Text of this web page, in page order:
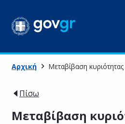
Αρχική Μεταβίβαση
Πίσω
Μεταβίβαση